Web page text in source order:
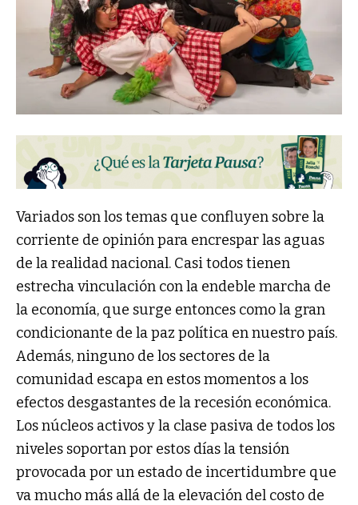
Variados son los temas que confluyen sobre la
corriente de opinión para encrespar las aguas
de la realidad nacional. Casi todos tienen
estrecha vinculación con la endeble marcha de
la economía, que surge entonces como la gran
condicionante de la paz política en nuestro país.
Además, ninguno de los sectores de la
comunidad escapa en estos momentos a los
efectos desgastantes de la recesión económica.
Los núcleos activos y la clase pasiva de todos los
niveles soportan por estos días la tensión
provocada por un estado de incertidumbre que
va mucho más allá de la elevación del costo de